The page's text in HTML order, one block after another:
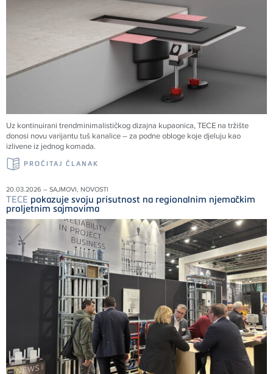
Uz kontinuirani trendminimalističkog dizajna kupaonica, TECE na tržište
donosi novu varijantu tuš kanalice – za podne obloge koje djeluju kao
izlivene iz jednog komada.
PROČITAJ ČLANAK
20.03.2026 – SAJMOVI, NOVOSTI
TECE pokazuje svoju prisutnost na regionalnim njemačkim
proljetnim sajmovima